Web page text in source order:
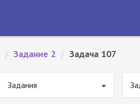
/ Задание 2 / Задача 107
Задания